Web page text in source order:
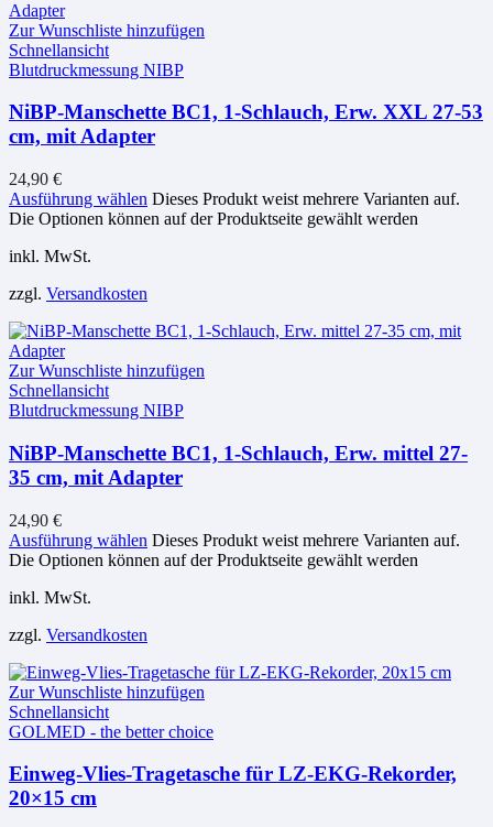
Zur Wunschliste hinzufügen
Schnellansicht
Blutdruckmessung NIBP
NiBP-Manschette BC1, 1-Schlauch, Erw. XXL 27-53
cm, mit Adapter
24,90 €
Ausführung wählen Dieses Produkt weist mehrere Varianten auf.
Die Optionen können auf der Produktseite gewählt werden
inkl. MwSt.
zzgl. Versandkosten
Zur Wunschliste hinzufügen
Schnellansicht
Blutdruckmessung NIBP
NiBP-Manschette BC1, 1-Schlauch, Erw. mittel 27-
35 cm, mit Adapter
24,90 €
Ausführung wählen Dieses Produkt weist mehrere Varianten auf.
Die Optionen können auf der Produktseite gewählt werden
inkl. MwSt.
zzgl. Versandkosten
Zur Wunschliste hinzufügen
Schnellansicht
GOLMED - the better choice
Einweg-Vlies-Tragetasche für LZ-EKG-Rekorder,
20×15 cm